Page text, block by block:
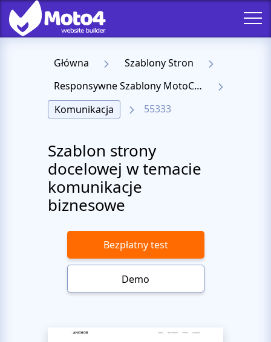
Główna
Szablony Stron
Responsywne Szablony MotoCMS 3
Komunikacja
55333
Szablon strony
docelowej w temacie
komunikacje
biznesowe
Bezpłatny test
Demo